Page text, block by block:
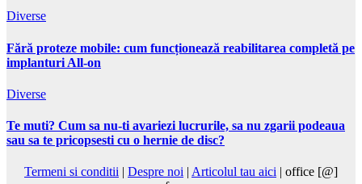
Diverse
Fără proteze mobile: cum funcționează reabilitarea completă pe
implanturi All-on
Diverse
Te muti? Cum sa nu-ti avariezi lucrurile, sa nu zgarii podeaua
sau sa te pricopsesti cu o hernie de disc?
Termeni si conditii Despre noi Articolul tau aici | office [@]